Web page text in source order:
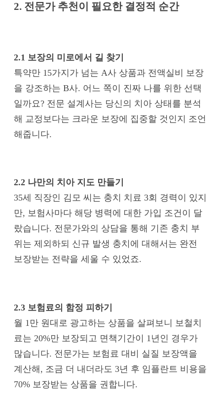
2. 전문가 추천이 필요한 결정적 순간
2.1 보장의 미로에서 길 찾기
특약만 15가지가 넘는 A사 상품과 전액실비 보장
을 강조하는 B사. 어느 쪽이 진짜 나를 위한 선택
일까요? 전문 설계사는 당신의 치아 상태를 분석
해 교정보다는 크라운 보장에 집중할 것인지 조언
해줍니다.
2.2 나만의 치아 지도 만들기
35세 직장인 김모 씨는 충치 치료 3회 경력이 있지
만, 보험사마다 해당 병력에 대한 가입 조건이 달
랐습니다. 전문가와의 상담을 통해 기존 충치 부
위는 제외하되 신규 발생 충치에 대해서는 완전
보장받는 전략을 세울 수 있었죠.
2.3 보험료의 함정 피하기
월 1만 원대로 광고하는 상품을 살펴보니 보철치
료는 20%만 보장되고 면책기간이 1년인 경우가
많습니다. 전문가는 보험료 대비 실질 보장액을
계산해, 조금 더 내더라도 3년 후 임플란트 비용을
70% 보장받는 상품을 권합니다.